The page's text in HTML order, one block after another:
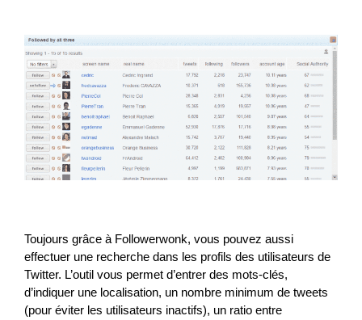
Toujours grâce à Followerwonk, vous pouvez aussi
effectuer une recherche dans les profils des utilisateurs de
Twitter. L’outil vous permet d’entrer des mots-clés,
d’indiquer une localisation, un nombre minimum de tweets
(pour éviter les utilisateurs inactifs), un ratio entre